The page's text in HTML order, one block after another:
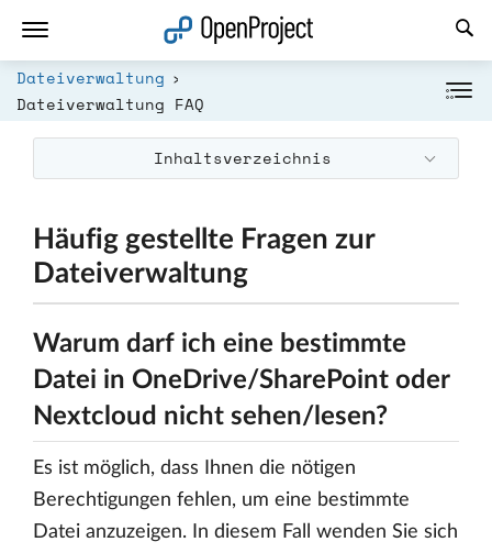
Dateiverwaltung
Dateiverwaltung FAQ
Inhaltsverzeichnis
Häufig gestellte Fragen zur
Dateiverwaltung
Warum darf ich eine bestimmte
Datei in OneDrive/SharePoint oder
Nextcloud nicht sehen/lesen?
Es ist möglich, dass Ihnen die nötigen
Berechtigungen fehlen, um eine bestimmte
Datei anzuzeigen. In diesem Fall wenden Sie sich
Link in neuem Tab öffnen